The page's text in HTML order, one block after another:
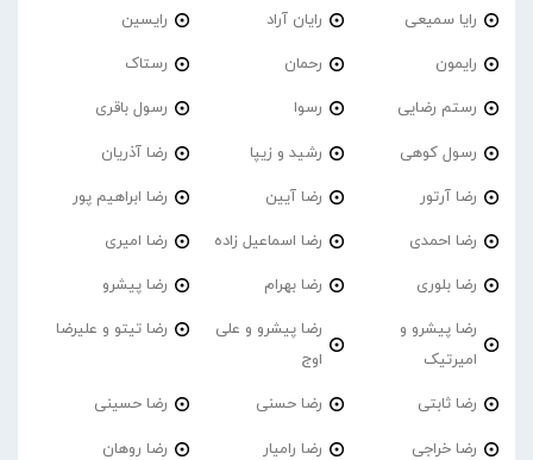
رایا سمیعی رایان آراد رایسین
رایمون رحمان رستاک
رستم رضایی رسوا رسول باقری
رسول کوهی رشید و زیپا رضا آذریان
رضا آرتور رضا آیین رضا ابراهیم پور
رضا احمدی رضا اسماعیل زاده رضا امیری
رضا بلوری رضا بهرام رضا پیشرو
رضا پیشرو و
امیرتیک
رضا پیشرو و علی
اوج
رضا تیتو و علیرضا
رضا ثابتی رضا حسنی رضا حسینی
رضا خراجی رضا رامیار رضا روهان